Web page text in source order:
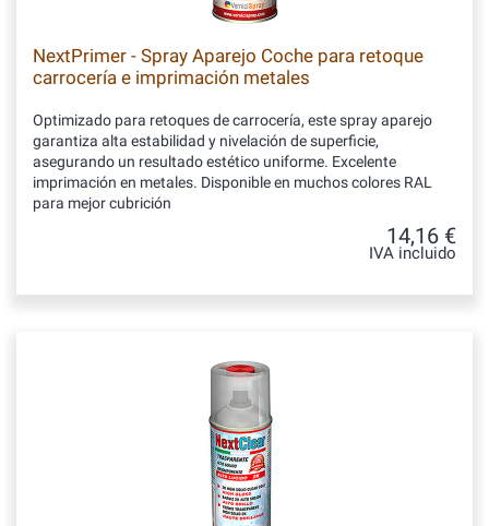
NextPrimer - Spray Aparejo Coche para retoque
carrocería e imprimación metales
Optimizado para retoques de carrocería, este spray aparejo
garantiza alta estabilidad y nivelación de superficie,
asegurando un resultado estético uniforme. Excelente
imprimación en metales. Disponible en muchos colores RAL
para mejor cubrición
14,16 €
IVA incluido